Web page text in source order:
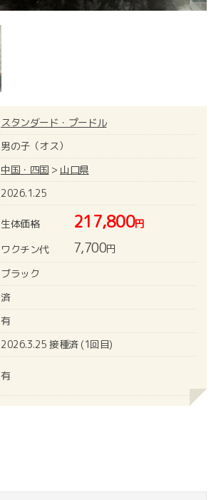
スタンダード・プードル
男の子（オス）
中国・四国 > 山口県
2026.1.25
生体価格 217,800円
ワクチン代
7,700円
ブラック
済
有
2026.3.25 接種済 (1回目)
有